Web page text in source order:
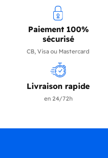
Paiement 100%
sécurisé
CB, Visa ou Mastercard
Livraison rapide
en 24/72h